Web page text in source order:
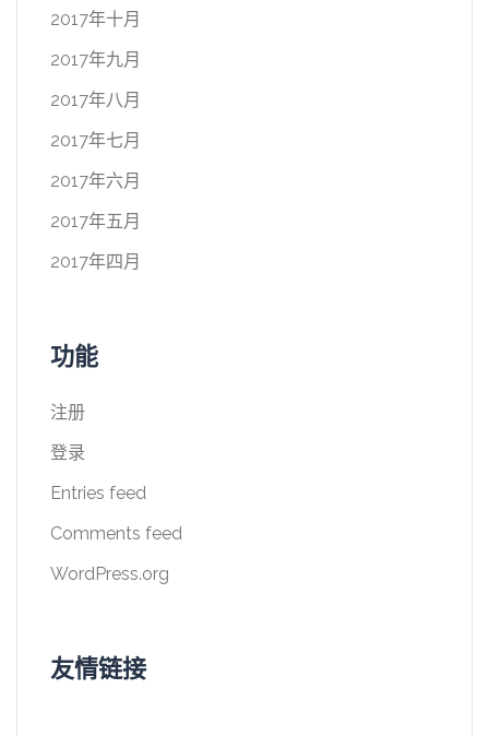
2017年十月
2017年九月
2017年八月
2017年七月
2017年六月
2017年五月
2017年四月
功能
注册
登录
Entries feed
Comments feed
WordPress.org
友情链接